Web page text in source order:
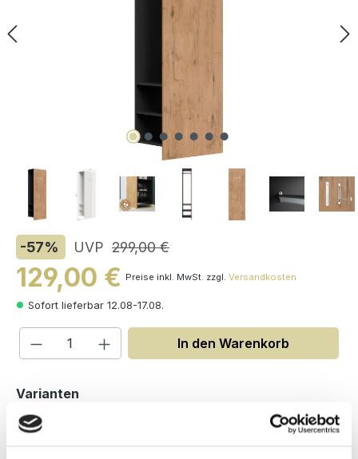
-57% UVP 299,00 €
129,00 € Preise inkl. MwSt. zzgl. Versandkosten
Sofort lieferbar 12.08-17.08.
Produkt Anzahl: Gib den
In den Warenkorb
Varianten